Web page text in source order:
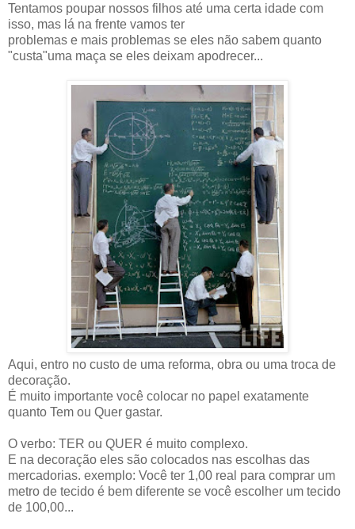
Tentamos poupar nossos filhos até uma certa idade com
isso, mas lá na frente vamos ter
problemas e mais problemas se eles não sabem quanto
"custa"uma maça se eles deixam apodrecer...
Aqui, entro no custo de uma reforma, obra ou uma troca de
decoração.
É muito importante você colocar no papel exatamente
quanto Tem ou Quer gastar.
O verbo: TER ou QUER é muito complexo.
E na decoração eles são colocados nas escolhas das
mercadorias. exemplo: Você ter 1,00 real para comprar um
metro de tecido é bem diferente se você escolher um tecido
de 100,00...